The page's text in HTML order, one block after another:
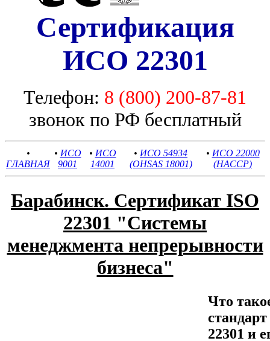
Сертификация
ИСО 22301
Телефон: 8 (800) 200-87-81
звонок по РФ бесплатный
•
ГЛАВНАЯ
• ИСО
9001
• ИСО
14001
• ИСО 54934
(OHSAS 18001)
• ИСО 22000
(HACCP)
Барабинск. Сертификат ISO
22301 "Системы
менеджмента непрерывности
бизнеса"
Что
22301 и